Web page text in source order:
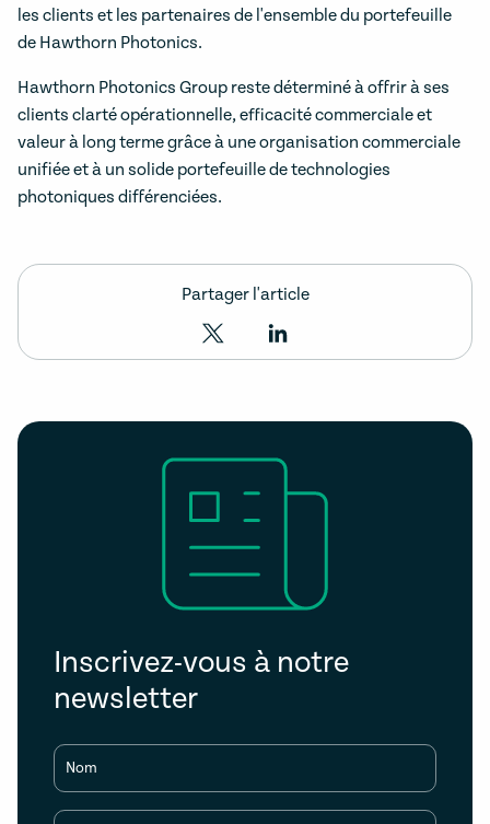
les clients et les partenaires de l'ensemble du portefeuille
de Hawthorn Photonics.
Hawthorn Photonics Group reste déterminé à offrir à ses
clients clarté opérationnelle, efficacité commerciale et
valeur à long terme grâce à une organisation commerciale
unifiée et à un solide portefeuille de technologies
photoniques différenciées.
Partager l'article
Inscrivez-vous à notre
newsletter
Nom